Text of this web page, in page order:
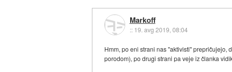
Markoff
:: 19. avg 2019, 08:04
Hmm, po eni strani nas "aktivisti"
porodom), po drugi strani pa veje iz članka